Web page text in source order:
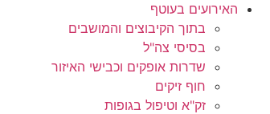
האירועים בעוטף
בתוך הקיבוצים והמושבים
בסיסי צה"ל
שדרות אופקים וכבישי האיזור
חוף זיקים
זק"א וטיפול בגופות